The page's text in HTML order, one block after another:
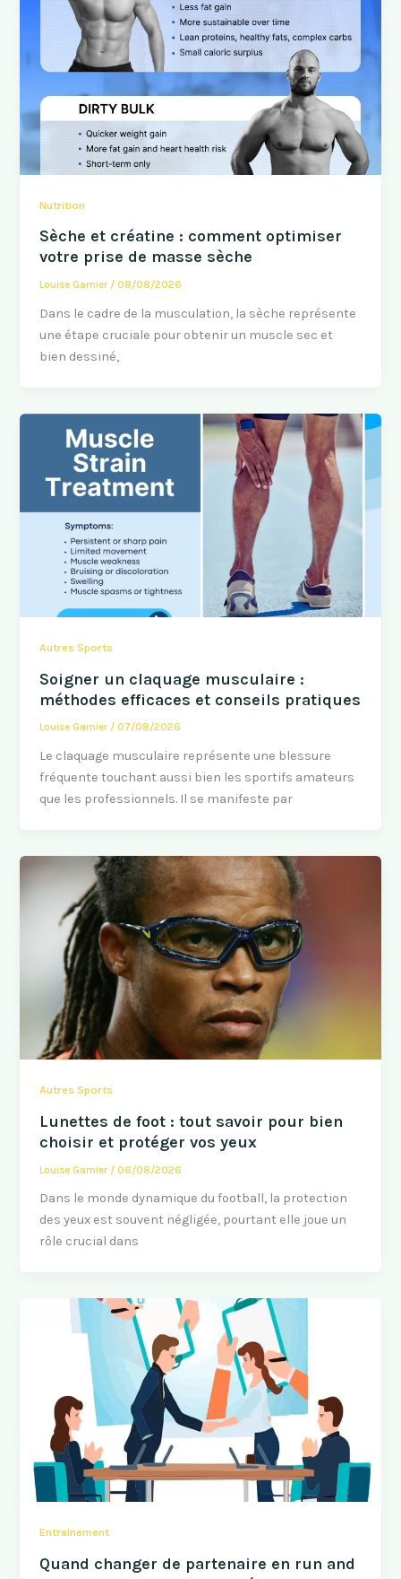
Nutrition
Sèche et créatine : comment optimiser
votre prise de masse sèche
Louise Garnier /08/08/2026
Dans le cadre de la musculation, la sèche représente
une étape cruciale pour obtenir un muscle sec et
bien dessiné,
Autres Sports
Soigner un claquage musculaire :
méthodes efficaces et conseils pratiques
Louise Garnier /07/08/2026
Le claquage musculaire représente une blessure
fréquente touchant aussi bien les sportifs amateurs
que les professionnels. Il se manifeste par
Autres Sports
Lunettes de foot : tout savoir pour bien
choisir et protéger vos yeux
Louise Garnier /06/08/2026
Dans le monde dynamique du football, la protection
des yeux est souvent négligée, pourtant elle joue un
rôle crucial dans
Entrainement
Quand changer de partenaire en run and